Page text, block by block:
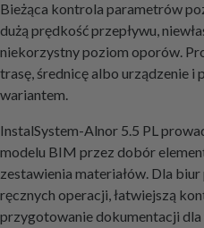
Bieżąca kontrola parametrów
dużą prędkość przepływu,
niekorzystny poziom oporów.
trasę, średnicę albo urządzenie
wariantem.
InstalSystem-Alnor 5.5 PL
modelu BIM przez dobór
zestawienia materiałów. Dla
ręcznych operacji, łatwiejszą
przygotowanie dokumentacji